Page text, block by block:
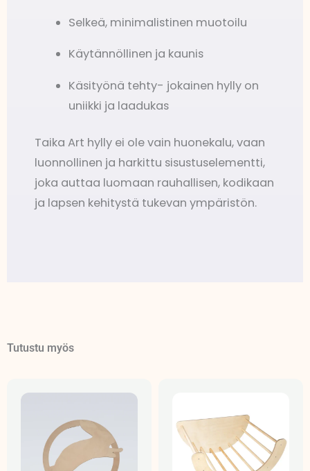
Selkeä, minimalistinen muotoilu
Käytännöllinen ja kaunis
Käsityönä tehty- jokainen hylly on
uniikki ja laadukas
Taika Art hylly ei ole vain huonekalu, vaan
luonnollinen ja harkittu sisustuselementti,
joka auttaa luomaan rauhallisen, kodikaan
ja lapsen kehitystä tukevan ympäristön.
Tutustu myös